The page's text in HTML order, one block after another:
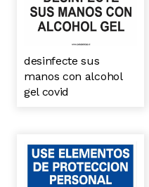
desinfecte sus
manos con alcohol
gel covid